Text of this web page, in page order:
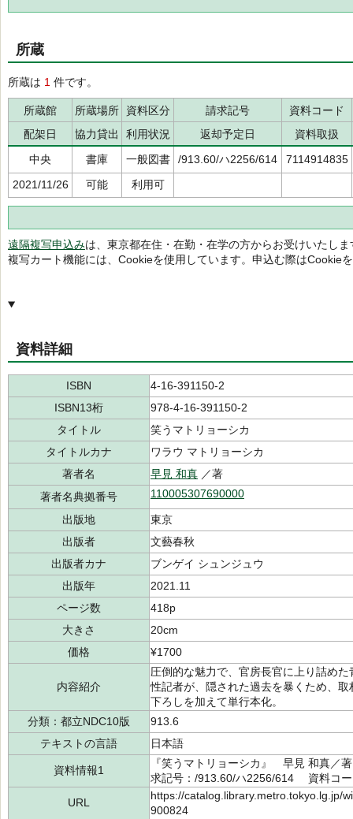
所蔵
所蔵は 1 件です。
所蔵館 所蔵場所 資料区分 請求記号
資料コード
配架日
協力貸出 利用状況 返却予定日
資料取扱
中央
書庫 一般図書 /913.60/ハ2256/614
7114914835
2021/11/26
可能 利用可
遠隔複写申込みは、東京都在住・在勤・在学の方からお受けいたしま
複写カート機能には、Cookieを使用しています。申込む際はCookie
資料詳細
ISBN
4-16-391150-2
ISBN13桁
978-4-16-391150-2
タイトル
笑うマトリョーシカ
タイトルカナ
ワラウ マトリョーシカ
著者名
早見 和真 ／著
著者名典拠番号
110005307690000
出版地
東京
出版者
文藝春秋
出版者カナ
ブンゲイ シュンジュウ
出版年
2021.11
ページ数
418p
大きさ
20cm
価格
¥1700
内容紹介
圧倒的な魅力で、官房長官に上り詰め
性記者が、隠された過去を暴くため、
下ろしを加えて単行本化。
分類：都立NDC10版
913.6
テキストの言語
日本語
資料情報1
『笑うマトリョーシカ』 早見 和真
求記号：/913.60/ハ2256/614 資料コ
URL
https://catalog.library.metro.tokyo.lg.jp/
900824